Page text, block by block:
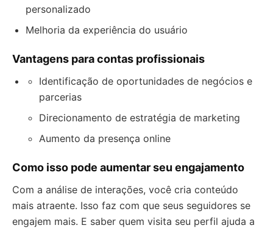
personalizado
Melhoria da experiência do usuário
Vantagens para contas profissionais
Identificação de oportunidades de negócios e
parcerias
Direcionamento de estratégia de marketing
Aumento da presença online
Como isso pode aumentar seu engajamento
Com a análise de interações, você cria conteúdo
mais atraente. Isso faz com que seus seguidores se
engajem mais. E saber quem visita seu perfil ajuda a